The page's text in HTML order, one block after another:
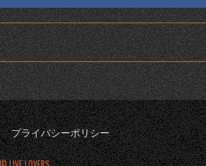
プライバシーポリシー
© LIVE LOVERS